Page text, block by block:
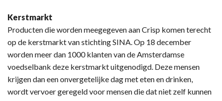
Kerstmarkt
Producten die worden meegegeven aan Crisp komen terecht
op de kerstmarkt van stichting SINA. Op 18 december
worden meer dan 1000 klanten van de Amsterdamse
voedselbank deze kerstmarkt uitgenodigd. Deze mensen
krijgen dan een onvergetelijke dag met eten en drinken,
wordt vervoer geregeld voor mensen die dat niet zelf kunnen